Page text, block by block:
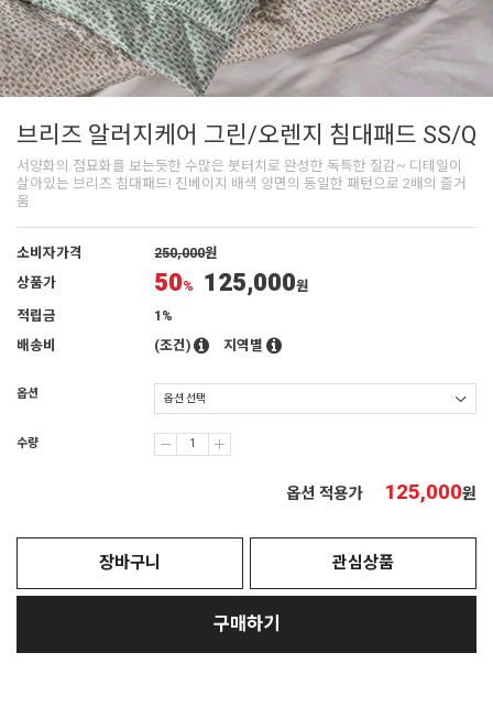
브리즈 알러지케어 그린/오렌지 침대패드 SS/Q
서양화의 점묘화를 보는듯한 수많은 붓터치로 완성한 독특한 질감~ 디테일이
살아있는 브리즈 침대패드! 진베이지 배색 양면의 동일한 패턴으로 2배의 즐거
움
소비자가격 250,000원
상품가
50% 125,000원
적립금
1%
배송비
(조건) 지역별
옵션
수량
옵션 적용가 125,000원
장바구니 관심상품
구매하기